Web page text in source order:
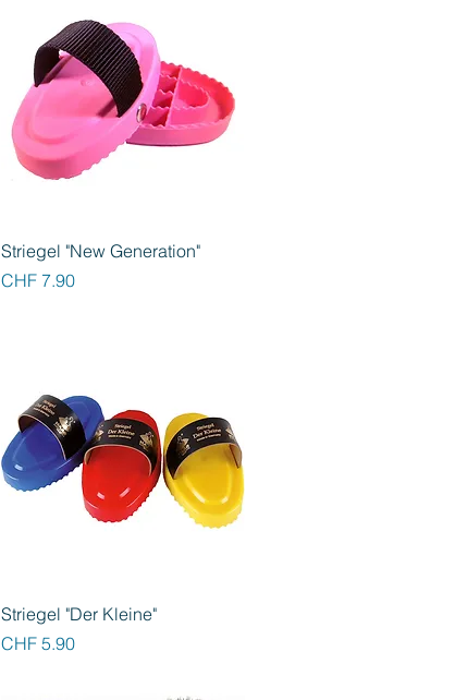
Schnellansicht
Striegel "New Generation"
Preis
CHF 7.90
Schnellansicht
Striegel "Der Kleine"
Preis
CHF 5.90